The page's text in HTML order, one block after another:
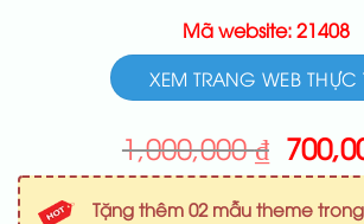
Mã website: 21408
XEM TRANG WEB THỰC
1,000,000₫ Giá
gốc
là:
Tặng thêm 02 mẫu theme